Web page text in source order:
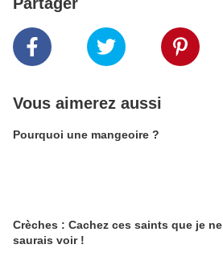
Vous aimerez aussi
Pourquoi une mangeoire ?
Crèches : Cachez ces saints que je ne
saurais voir !